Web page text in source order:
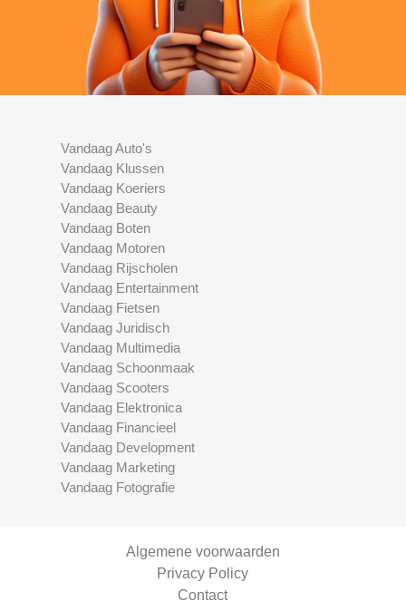
Vandaag Auto's
Vandaag Klussen
Vandaag Koeriers
Vandaag Beauty
Vandaag Boten
Vandaag Motoren
Vandaag Rijscholen
Vandaag Entertainment
Vandaag Fietsen
Vandaag Juridisch
Vandaag Multimedia
Vandaag Schoonmaak
Vandaag Scooters
Vandaag Elektronica
Vandaag Financieel
Vandaag Development
Vandaag Marketing
Vandaag Fotografie
Algemene voorwaarden
Privacy Policy
Contact